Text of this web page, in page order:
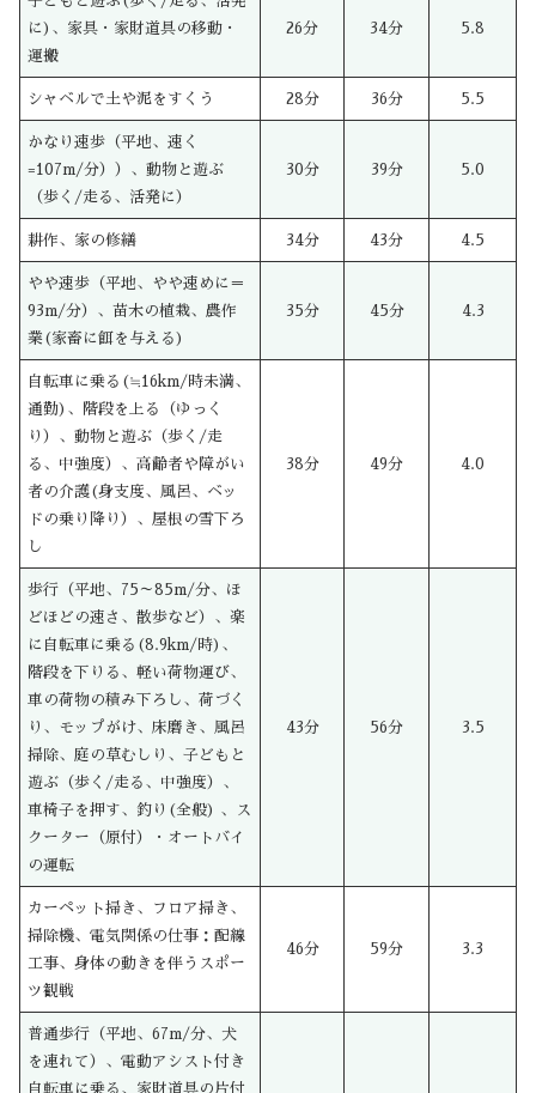
に)、家具・家財道具の移動・
運搬
26分 34分 5.8
シャベルで土や泥をすくう 28分 36分 5.5
かなり速歩（平地、速く
=107m/分））、動物と遊ぶ
（歩く/走る、活発に）
30分 39分 5.0
耕作、家の修繕 34分 43分 4.5
やや速歩（平地、やや速めに＝
93m/分）、苗木の植栽、農作
業(家畜に餌を与える)
35分 45分 4.3
自転車に乗る(≒16km/時未満、
通勤)、階段を上る（ゆっく
り）、動物と遊ぶ（歩く/走
る、中強度）、高齢者や障がい
者の介護(身支度、風呂、ベッ
ドの乗り降り）、屋根の雪下ろ
し
38分 49分 4.0
歩行（平地、75～85m/分、ほ
どほどの速さ、散歩など）、楽
に自転車に乗る(8.9km/時)、
階段を下りる、軽い荷物運び、
車の荷物の積み下ろし、荷づく
り、モップがけ、床磨き、風呂
掃除、庭の草むしり、子どもと
遊ぶ（歩く/走る、中強度）、
車椅子を押す、釣り(全般) 、ス
クーター（原付）・オートバイ
の運転
43分 56分 3.5
カーペット掃き、フロア掃き、
掃除機、電気関係の仕事：配線
工事、身体の動きを伴うスポー
ツ観戦
46分 59分 3.3
普通歩行（平地、67m/分、犬
を連れて）、電動アシスト付き
自転車に乗る、家財道具の片付